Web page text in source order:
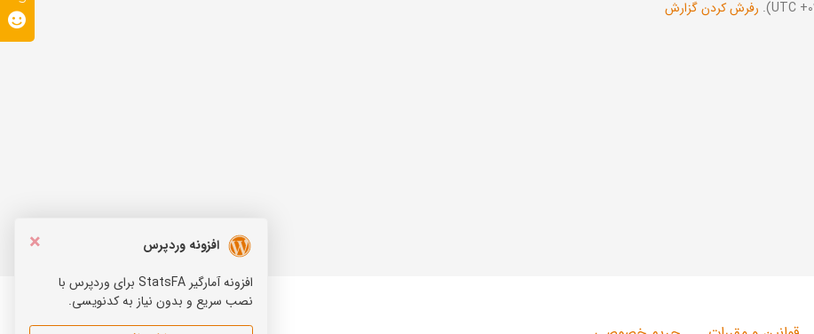
رفرش کردن گزارش
×
افزونه وردپرس
افزونه آمارگیر StatsFA برای وردپرس با
نصب سریع و بدون نیاز به کدنویسی.